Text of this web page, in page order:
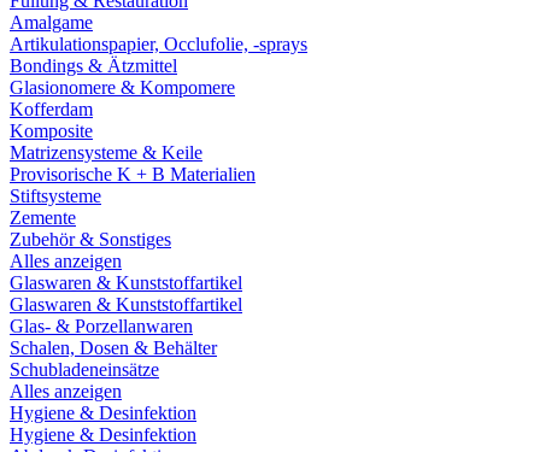
Amalgame
Artikulationspapier, Occlufolie, -sprays
Bondings & Ätzmittel
Glasionomere & Kompomere
Kofferdam
Komposite
Matrizensysteme & Keile
Provisorische K + B Materialien
Stiftsysteme
Zemente
Zubehör & Sonstiges
Alles anzeigen
Glaswaren & Kunststoffartikel
Glaswaren & Kunststoffartikel
Glas- & Porzellanwaren
Schalen, Dosen & Behälter
Schubladeneinsätze
Alles anzeigen
Hygiene & Desinfektion
Hygiene & Desinfektion